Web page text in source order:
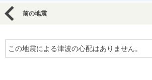
前の地震
この地震による津波の心配はありません。